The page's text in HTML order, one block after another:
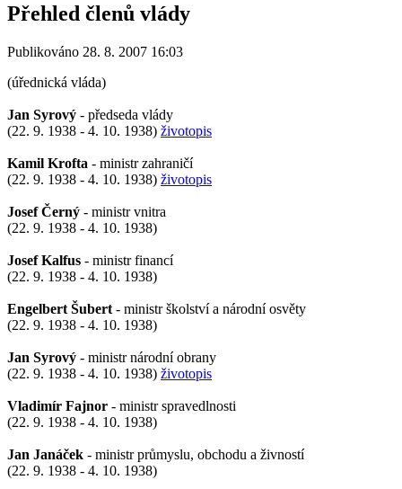
Přehled členů vlády
Publikováno 28. 8. 2007 16:03
(úřednická vláda)
Jan Syrový - předseda vlády
(22. 9. 1938 - 4. 10. 1938) životopis
Kamil Krofta - ministr zahraničí
(22. 9. 1938 - 4. 10. 1938) životopis
Josef Černý - ministr vnitra
(22. 9. 1938 - 4. 10. 1938)
Josef Kalfus - ministr financí
(22. 9. 1938 - 4. 10. 1938)
Engelbert Šubert - ministr školství a národní osvěty
(22. 9. 1938 - 4. 10. 1938)
Jan Syrový - ministr národní obrany
(22. 9. 1938 - 4. 10. 1938) životopis
Vladimír Fajnor - ministr spravedlnosti
(22. 9. 1938 - 4. 10. 1938)
Jan Janáček - ministr průmyslu, obchodu a živností
(22. 9. 1938 - 4. 10. 1938)